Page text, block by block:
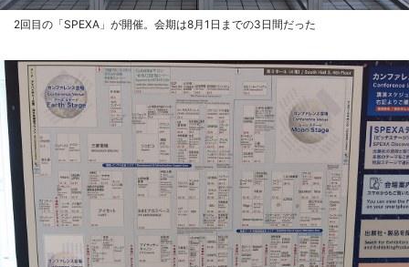
2回目の「SPEXA」が開催。会期は8月1日までの3日間だった